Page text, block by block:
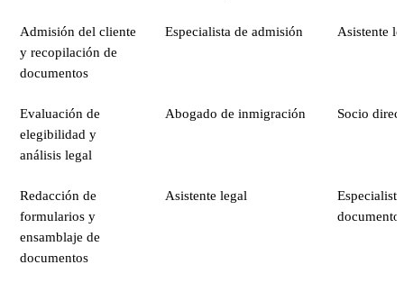
Admisión del cliente
y recopilación de
documentos
Especialista de admisión Asistente
Evaluación de
elegibilidad y
análisis legal
Abogado de inmigración Socio
Redacción de
formularios y
ensamblaje de
documentos
Asistente legal